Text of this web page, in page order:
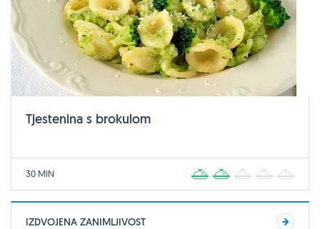
Tjestenina s brokulom
30 MIN 2 3 4
IZDVOJENA ZANIMLJIVOST